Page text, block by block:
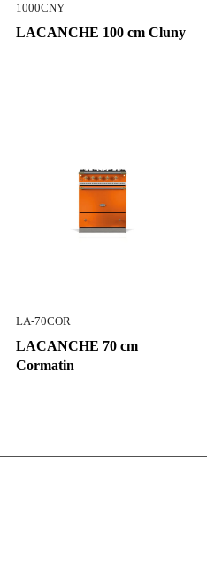
1000CNY
LACANCHE 100 cm Cluny
LA-70COR
LACANCHE 70 cm
Cormatin